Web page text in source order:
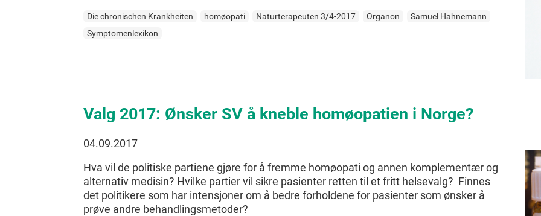
Die chronischen Krankheiten homøopati Naturterapeuten 3/4-2017 Organon
Samuel Hahnemann
Symptomenlexikon
Valg 2017: Ønsker SV å kneble homøopatien i Norge?
04.09.2017
Hva vil de politiske partiene gjøre for å fremme homøopati og annen komplementær og
alternativ medisin? Hvilke partier vil sikre pasienter retten til et fritt helsevalg? Finnes
det politikere som har intensjoner om å bedre forholdene for pasienter som ønsker å
prøve andre behandlingsmetoder?